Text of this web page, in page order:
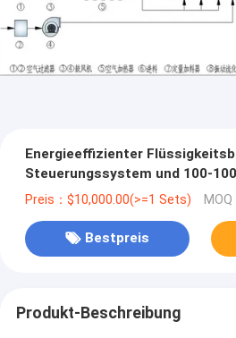
Energieeffizienter
Steuerungssystem und 100-
Preis：$10,000.00(>=1 Sets)
Bestpreis
Produkt-Beschreibung